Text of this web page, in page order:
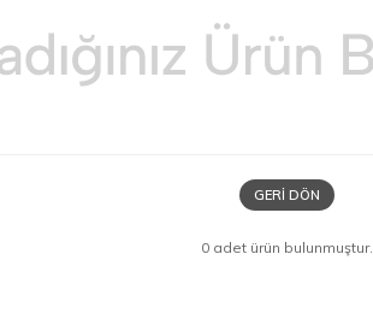
GERI DÖN
0 adet ürün bulunmuştur.